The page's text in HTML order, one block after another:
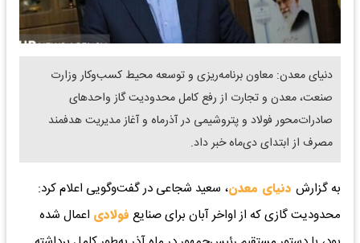
دنیای معدن: معاون برنامه‌ریزی و توسعه محیط کسب‌وکار وزارت
صنعت، معدن و تجارت از رفع کامل محدودیت گاز واحدهای
صادرات‌محور فولاد و پتروشیمی در آذرماه و آغاز مدیریت هدفمند
مصرف از ابتدای دی‌ماه خبر داد.
به گزارش دنیای معدن، سعید شجاعی در گفت‌وگویی اعلام کرد:
محدودیت گازی که از اواخر آبان برای صنایع فولادی اعمال شده